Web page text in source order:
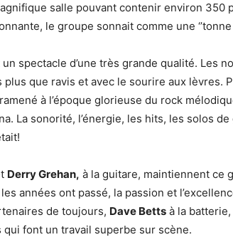
salle pouvant contenir environ 350
le groupe sonnait comme une ‘’tonne
spectacle d’une très grande qualité. Les
que ravis et avec le sourire aux lèvres.
à l’époque glorieuse du rock
La sonorité, l’énergie, les hits, les solos
Derry Grehan, à la guitare, maintiennent ce
années ont passé, la passion et
de toujours, Dave Betts à la batterie,
qui font un travail superbe sur scène.